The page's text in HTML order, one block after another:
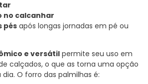
no calcanhar
pés após longas jornadas em pé ou
e versátil permite seu uso em
calçados, o que as torna uma opção
O forro das palmilhas é: